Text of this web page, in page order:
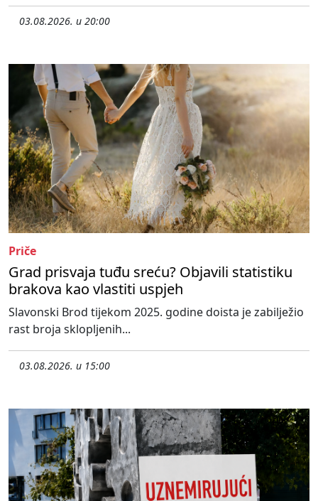
03.08.2026. u 20:00
Priče
Grad prisvaja tuđu sreću? Objavili statistiku
brakova kao vlastiti uspjeh
Slavonski Brod tijekom 2025. godine doista je zabilježio
rast broja sklopljenih...
03.08.2026. u 15:00